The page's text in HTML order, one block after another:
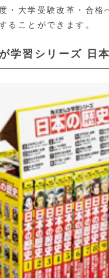
・大学受験改革・合格
ることができます。
学習シリーズ 日